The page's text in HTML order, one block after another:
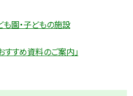
園・子どもの施設
すめ資料のご案内」